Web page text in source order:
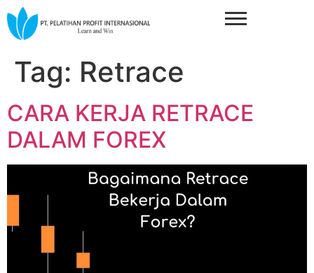
Tag: Retrace
CARA KERJA RETRACE
DALAM FOREX